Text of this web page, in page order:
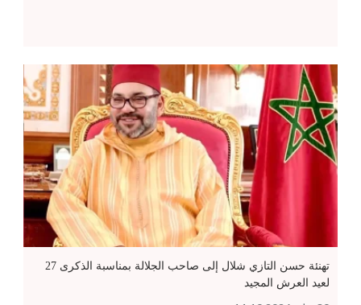
تهنئة حسن التازي شلال إلى صاحب الجلالة بمناسبة الذكرى 27
لعيد العرش المجيد